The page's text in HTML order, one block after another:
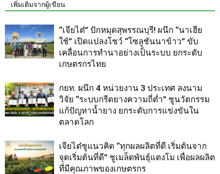
เพิ่มเติมจากผู้เขียน
“เจียไต๋” ปักหมุดสุพรรณบุรี! ผนึก “นาเฮีย
ใช้” เปิดแปลงโชว์ “โซลูชันนาข้าว” ขับ
เคลื่อนการทำนาอย่างเป็นระบบ ยกระดับ
เกษตรกรไทย
กยท. ผนึก 4 หน่วยงาน 3 ประเทศ ลงนาม
วิจัย “ระบบกรีดยางความถี่ต่ำ” ชูนวัตกรรม
แก้ปัญหาน้ำยาง ยกระดับการแข่งขันใน
ตลาดโลก
เจียไต๋ชูแนวคิด “ทุกผลผลิตที่ดี เริ่มต้นจาก
จุดเริ่มต้นที่ดี” ชูเมล็ดพันธุ์แตงโม เพื่อผลผลิต
ที่มีคุณภาพของเกษตรกร